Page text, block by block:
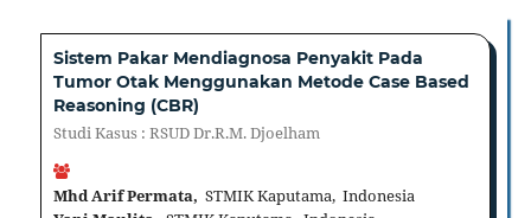
Sistem Pakar Mendiagnosa Penyakit Pada
Tumor Otak Menggunakan Metode Case Based
Reasoning (CBR)
Studi Kasus : RSUD Dr.R.M. Djoelham
Mhd Arif Permata, STMIK Kaputama, Indonesia